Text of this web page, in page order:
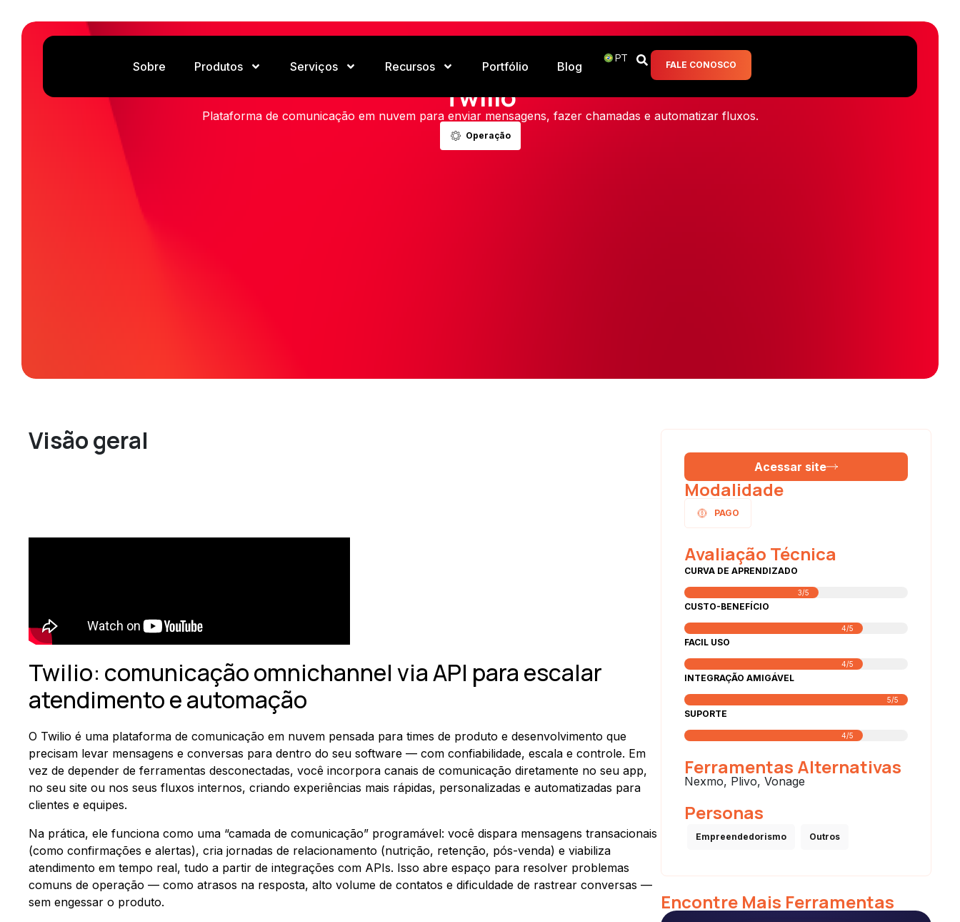
Sobre Produtos Serviços Recursos Portfólio Blog
PT
FALE CONOSCO
Twilio
Plataforma de comunicação em nuvem para enviar mensagens, fazer chamadas e automatizar fluxos.
Operação
Visão geral
Twilio: comunicação omnichannel via API para escalar
atendimento e automação
O Twilio é uma plataforma de comunicação em nuvem pensada para times de produto e desenvolvimento que
precisam levar mensagens e conversas para dentro do seu software — com confiabilidade, escala e controle. Em
vez de depender de ferramentas desconectadas, você incorpora canais de comunicação diretamente no seu app,
no seu site ou nos seus fluxos internos, criando experiências mais rápidas, personalizadas e automatizadas para
clientes e equipes.
Na prática, ele funciona como uma “camada de comunicação” programável: você dispara mensagens transacionais
(como confirmações e alertas), cria jornadas de relacionamento (nutrição, retenção, pós-venda) e viabiliza
atendimento em tempo real, tudo a partir de integrações com APIs. Isso abre espaço para resolver problemas
comuns de operação — como atrasos na resposta, alto volume de contatos e dificuldade de rastrear conversas —
sem engessar o produto.
Acessar site
Modalidade
PAGO
Avaliação Técnica
CURVA DE APRENDIZADO
3/5
CUSTO-BENEFÍCIO
4/5
FACIL USO
4/5
INTEGRAÇÃO AMIGÁVEL
5/5
SUPORTE
4/5
Ferramentas Alternativas
Nexmo, Plivo, Vonage
Personas
Empreendedorismo Outros
Encontre Mais Ferramentas